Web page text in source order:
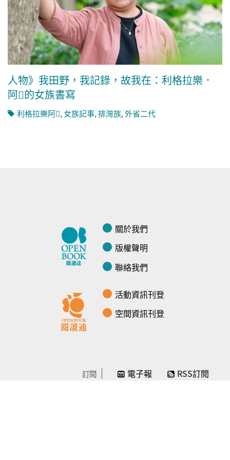
人物》我田野，我記錄，故我在：利格拉樂．
阿𡠄的女族書寫
利格拉樂阿𡠄,女族記事,排灣族,外省二代
關於我們
版權聲明
聯絡我們
活動資訊刊登
空間資訊刊登
訂閱 電子報 RSS訂閱